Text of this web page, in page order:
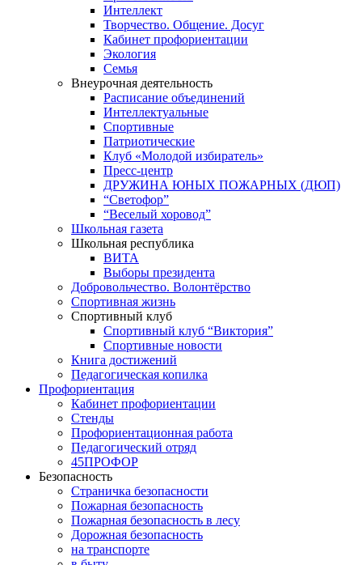
Интеллект
Творчество. Общение. Досуг
Кабинет профориентации
Экология
Семья
Внеурочная деятельность
Расписание объединений
Интеллектуальные
Спортивные
Патриотические
Клуб «Молодой избиратель»
Пресс-центр
ДРУЖИНА ЮНЫХ ПОЖАРНЫХ (ДЮП)
“Светофор”
“Веселый хоровод”
Школьная газета
Школьная республика
ВИТА
Выборы президента
Добровольчество. Волонтёрство
Спортивная жизнь
Спортивный клуб
Спортивный клуб “Виктория”
Спортивные новости
Книга достижений
Педагогическая копилка
Профориентация
Кабинет профориентации
Стенды
Профориентационная работа
Педагогический отряд
45ПРОФОР
Безопасность
Страничка безопасности
Пожарная безопасность
Пожарная безопасность в лесу
Дорожная безопасность
на транспорте